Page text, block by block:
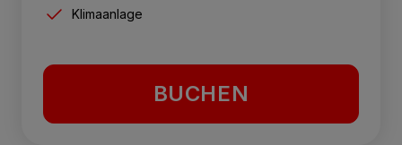
Klimaanlage
BUCHEN